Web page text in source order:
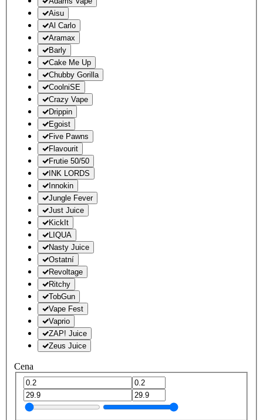
Aisu
Al Carlo
Aramax
Barly
Cake Me Up
Chubby Gorilla
CoolniSE
Crazy Vape
Drippin
Egoist
Five Pawns
Flavourit
Frutie 50/50
INK LORDS
Innokin
Jungle Fever
Just Juice
KickIt
LIQUA
Nasty Juice
Ostatní
Revoltage
Ritchy
TobGun
Vape Fest
Vaprio
ZAP! Juice
Zeus Juice
Cena